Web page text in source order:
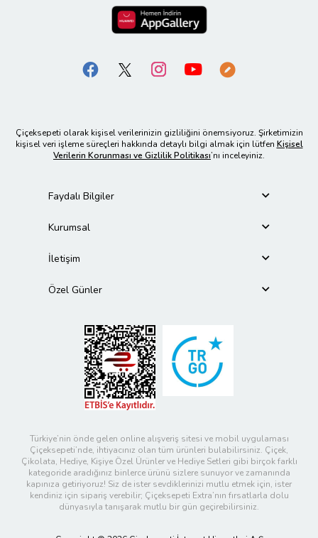
Çiçeksepeti olarak kişisel verilerinizin gizliliğini önemsiyoruz. Şirketimizin
kişisel veri işleme süreçleri hakkında detaylı bilgi almak için lütfen Kişisel
Verilerin Korunması ve Gizlilik Politikası’nı inceleyiniz.
Faydalı Bilgiler
Kurumsal
İletişim
Özel Günler
Türkiye’nin önde gelen online alışveriş sitesi ve mobil uygulaması
Çiçeksepeti’nde, ihtiyacınız olan tüm ürünleri bulabilirsiniz. Çiçek,
Çikolata, Hediye, Kişiye Özel Ürünler ve Hediye Setleri gibi birçok farklı
kategoride aradığınız binlerce ürünü sizlere sunuyor ve zamanında
kapınıza getiriyoruz! Siz de ister sevdiklerinizi mutlu etmek için, ister
kendiniz için sipariş verebilir; Çiçeksepeti Extra’nın fırsatlarla dolu
dünyasıyla tanışarak mutlu bir gün geçirebilirsiniz.